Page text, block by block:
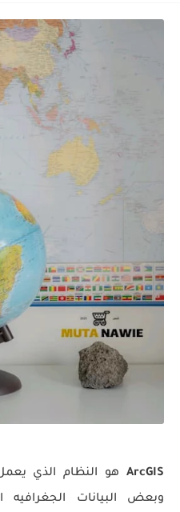
ArcGIS هو النظام الذي
وبعض البيانات الجغرافيه